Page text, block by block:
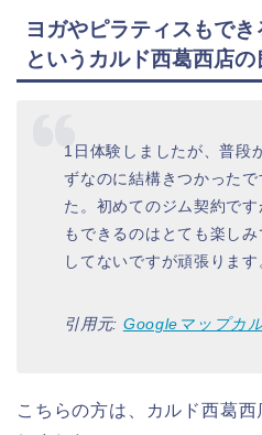
ヨガやピラティスもでき
というカルド西葛西店の
1日体験しましたが、普段
ずなのに結構きつかった
た。初めてのジム契約で
もできるのはとても楽し
してないですが頑張ります
引用元: Googleマップカ
こちらの方は、カルド西葛